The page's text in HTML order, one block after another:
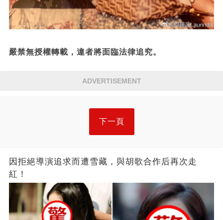
嚴禁無授權轉載，違者將面臨法律追究。
ADVERTISEMENT
下一頁
因拒絕導演追求而遭雪藏，與胡歌合作后再次走
紅！